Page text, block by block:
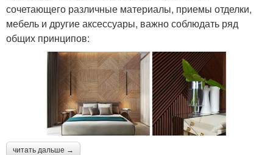
сочетающего различные материалы, приемы отделки,
мебель и другие аксессуары, важно соблюдать ряд
общих принципов:
читать дальше →